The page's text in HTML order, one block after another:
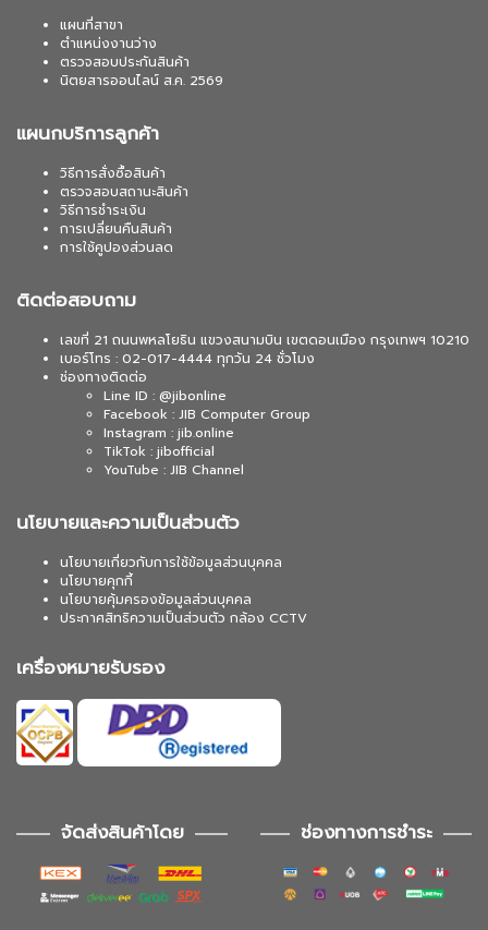
แผนที่สาขา
ตำแหน่งงานว่าง
ตรวจสอบประกันสินค้า
นิตยสารออนไลน์ ส.ค. 2569
แผนกบริการลูกค้า
วิธีการสั่งซื้อสินค้า
ตรวจสอบสถานะสินค้า
วิธีการชำระเงิน
การเปลี่ยนคืนสินค้า
การใช้คูปองส่วนลด
ติดต่อสอบถาม
เลขที่ 21 ถนนพหลโยธิน แขวงสนามบิน เขตดอนเมือง กรุงเทพฯ 10210
เบอร์โทร : 02-017-4444 ทุกวัน 24 ชั่วโมง
ช่องทางติดต่อ
Line ID : @jibonline
Facebook : JIB Computer Group
Instagram : jib.online
TikTok : jibofficial
YouTube : JIB Channel
นโยบายและความเป็นส่วนตัว
นโยบายเกี่ยวกับการใช้ข้อมูลส่วนบุคคล
นโยบายคุกกี้
นโยบายคุ้มครองข้อมูลส่วนบุคคล
ประกาศสิทธิความเป็นส่วนตัว กล้อง CCTV
เครื่องหมายรับรอง
จัดส่งสินค้าโดย ช่องทางการชำระ